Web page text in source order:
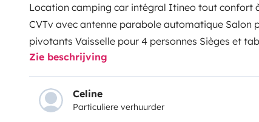
Location camping car intégral Itineo tout confort
CVTv avec antenne parabole automatique Salon
pivotants Vaisselle pour 4 personnes Sièges et
et cellule Douche séparé Nombreux rangement
vélos Caméra de recul 2 grands lits permanents
bouteilles de gaz propane serviettes fournies sur
retour avec le plein
Zie beschrijving
Celine
Particuliere verhuurder